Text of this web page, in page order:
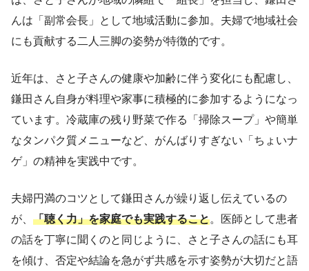
んは「副常会長」として地域活動に参加。夫婦で地域社会
にも貢献する二人三脚の姿勢が特徴的です。
近年は、さと子さんの健康や加齢に伴う変化にも配慮し、
鎌田さん自身が料理や家事に積極的に参加するようになっ
ています。冷蔵庫の残り野菜で作る「掃除スープ」や簡単
なタンパク質メニューなど、がんばりすぎない「ちょいナ
ゲ」の精神を実践中です。
夫婦円満のコツとして鎌田さんが繰り返し伝えているの
が、 「聴く力」を家庭でも実践すること。医師として患者
の話を丁寧に聞くのと同じように、さと子さんの話にも耳
を傾け、否定や結論を急がず共感を示す姿勢が大切だと語